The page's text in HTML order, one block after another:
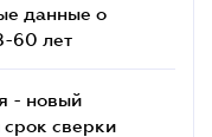
данные о
60 лет
- новый
сверки